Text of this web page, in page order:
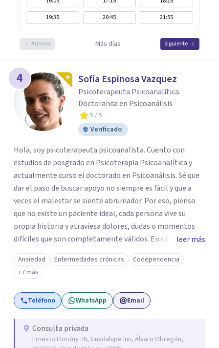
19:35
20:45 21:55
Anterior Más días Siguiente
4 Sofía Espinosa Vazquez
Psicoterapeuta Psicoanalítica.
Doctoranda en Psicoanálisis
5 / 5
Verificado
Hola, soy psicoterapeuta psicoanalista. Cuento con
estudios de posgrado en Psicoterapia Psicoanalítica y
actualmente curso el doctorado en Psicoanálisis. Sé que
dar el paso de buscar apoyo no siempre es fácil y que a
veces el malestar se siente abrumador. Por eso, pienso
que no existe un paciente ideal, cada persona vive su
propia historia y atraviesa dolores, dudas o momentos
difíciles que son completamente válidos. En consulta, mi
intención es ofrecerte un espacio humano y seguro, en el
que sientas la confianza para expresarte y sentir. Nos
daremos el tiempo de ir recorriendo tu historia de vida,
identificando con calma de dónde viene aquello que hoy
pesa haciendo consciente el origen, tus emociones y
para comprender mejor tu mundo interno o cualquier
situación que estés atravesando. Acompañarte en lo que
leer más
Ansiedad Enfermedades crónicas
Codependencia
+7 más
Teléfono WhatsApp Email
Consulta privada
Ernesto Elorduy 76, Guadalupe Inn, Álvaro Obregón,